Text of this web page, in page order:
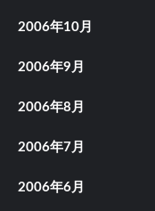
2006年10月
2006年9月
2006年8月
2006年7月
2006年6月